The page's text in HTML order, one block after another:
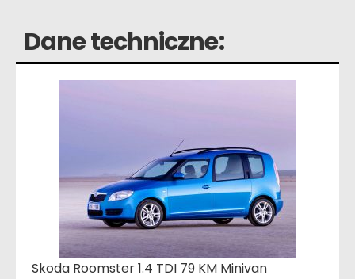
Dane techniczne:
Skoda Roomster 1.4 TDI 79 KM Minivan